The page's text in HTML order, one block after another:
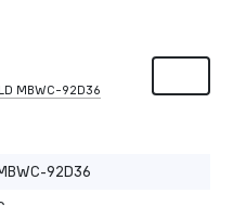
MBWC-92D36
92D36